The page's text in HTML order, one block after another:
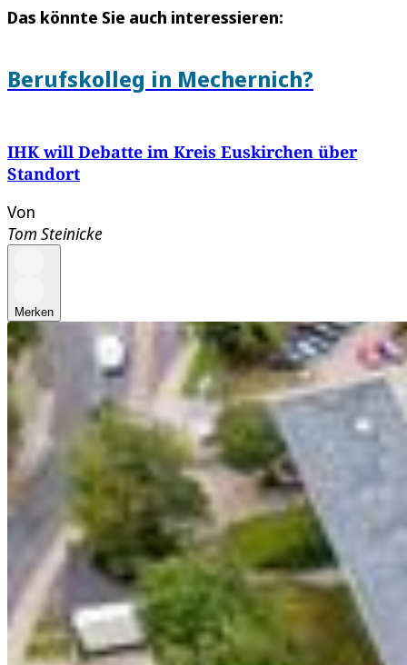
Das könnte Sie auch interessieren:
Berufskolleg in Mechernich?
IHK will Debatte im Kreis Euskirchen über
Standort
Von
Tom Steinicke
Merken